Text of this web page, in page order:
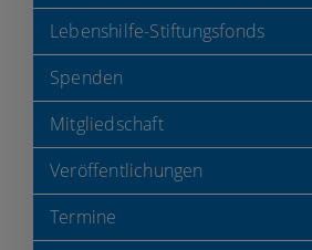
Lebenshilfe-Stiftungsfonds
Spenden
Mitgliedschaft
Veröffentlichungen
Termine